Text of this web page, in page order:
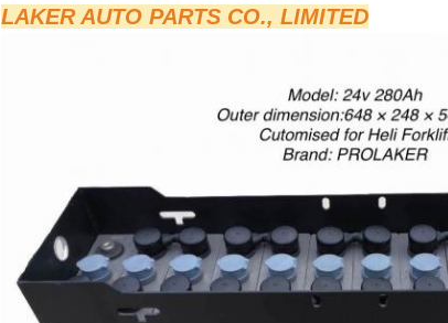
LAKER AUTO PARTS CO., LIMITED